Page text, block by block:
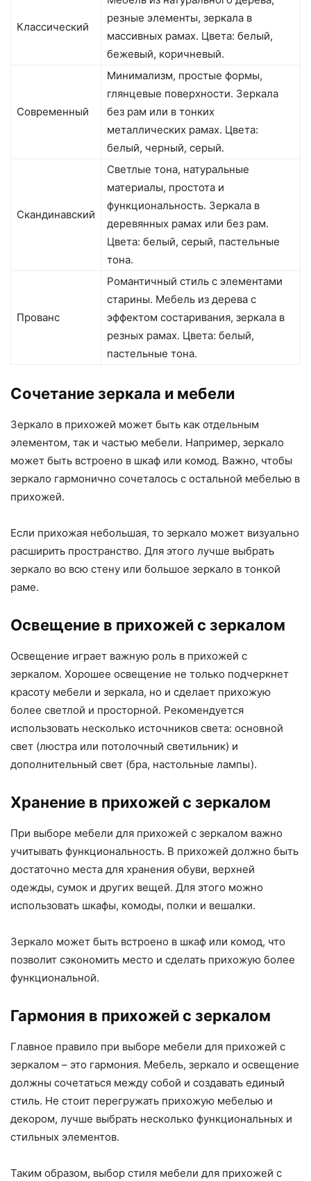
Классический
резные элементы, зеркала в
массивных рамах. Цвета: белый,
бежевый, коричневый.
Современный
Минимализм, простые формы,
глянцевые поверхности. Зеркала
без рам или в тонких
металлических рамах. Цвета:
белый, черный, серый.
Скандинавский
Светлые тона, натуральные
материалы, простота и
функциональность. Зеркала в
деревянных рамах или без рам.
Цвета: белый, серый, пастельные
тона.
Прованс
Романтичный стиль с элементами
старины. Мебель из дерева с
эффектом состаривания, зеркала в
резных рамах. Цвета: белый,
пастельные тона.
Сочетание зеркала и мебели
Зеркало в прихожей может быть как отдельным
элементом, так и частью мебели. Например, зеркало
может быть встроено в шкаф или комод. Важно, чтобы
зеркало гармонично сочеталось с остальной мебелью в
прихожей.
Если прихожая небольшая, то зеркало может визуально
расширить пространство. Для этого лучше выбрать
зеркало во всю стену или большое зеркало в тонкой
раме.
Освещение в прихожей с зеркалом
Освещение играет важную роль в прихожей с
зеркалом. Хорошее освещение не только подчеркнет
красоту мебели и зеркала, но и сделает прихожую
более светлой и просторной. Рекомендуется
использовать несколько источников света: основной
свет (люстра или потолочный светильник) и
дополнительный свет (бра, настольные лампы).
Хранение в прихожей с зеркалом
При выборе мебели для прихожей с зеркалом важно
учитывать функциональность. В прихожей должно быть
достаточно места для хранения обуви, верхней
одежды, сумок и других вещей. Для этого можно
использовать шкафы, комоды, полки и вешалки.
Зеркало может быть встроено в шкаф или комод, что
позволит сэкономить место и сделать прихожую более
функциональной.
Гармония в прихожей с зеркалом
Главное правило при выборе мебели для прихожей с
зеркалом – это гармония. Мебель, зеркало и освещение
должны сочетаться между собой и создавать единый
стиль. Не стоит перегружать прихожую мебелью и
декором, лучше выбрать несколько функциональных и
стильных элементов.
Таким образом, выбор стиля мебели для прихожей с